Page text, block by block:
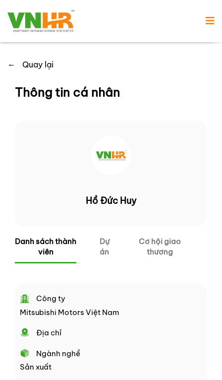
← Quay lại
Thông tin cá nhân
Hồ Đức Huy
Danh sách thành
viên
Dự
án
Cơ hội giao
thương
Công ty
Mitsubishi Motors Việt Nam
Địa chỉ
Ngành nghề
Sản xuất